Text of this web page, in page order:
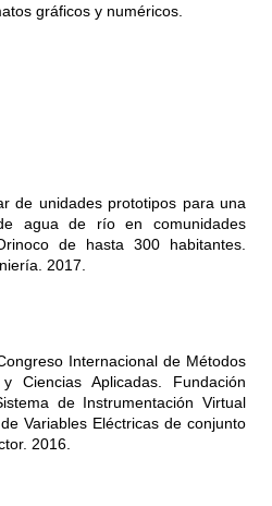
gráficos y numéricos.
unidades prototipos para una
agua de río en comunidades
de hasta 300 habitantes.
2017.
Internacional de Métodos
Ciencias Aplicadas. Fundación
de Instrumentación Virtual
Variables Eléctricas de conjunto
2016.